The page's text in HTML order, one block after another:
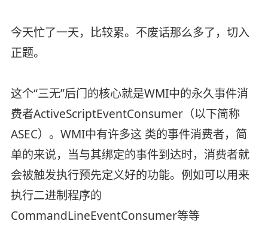
今天忙了一天，比较累。不废话那么多了，切入
正题。
这个“三无”后门的核心就是WMI中的永久事件消
费者ActiveScriptEventConsumer（以下简称
ASEC）。WMI中有许多这 类的事件消费者，简
单的来说，当与其绑定的事件到达时，消费者就
会被触发执行预先定义好的功能。例如可以用来
执行二进制程序的
CommandLineEventConsumer等等